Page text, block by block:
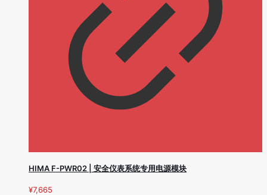
HIMA F-PWR02 | 安全仪表系统专用电源模块
¥7,665